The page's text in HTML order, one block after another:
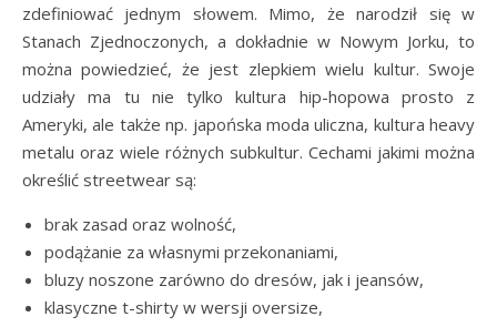
zdefiniować jednym słowem. Mimo, że narodził się w
Stanach Zjednoczonych, a dokładnie w Nowym Jorku, to
można powiedzieć, że jest zlepkiem wielu kultur. Swoje
udziały ma tu nie tylko kultura hip-hopowa prosto z
Ameryki, ale także np. japońska moda uliczna, kultura heavy
metalu oraz wiele różnych subkultur. Cechami jakimi można
określić streetwear są:
brak zasad oraz wolność,
podążanie za własnymi przekonaniami,
bluzy noszone zarówno do dresów, jak i jeansów,
klasyczne t-shirty w wersji oversize,